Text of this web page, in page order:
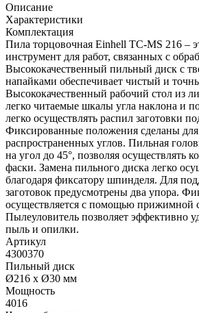
Описание
Характеристики
Комплектация
Пила торцовочная Einhell ТС-MS 216 –
инструмент для работ, связанных с
Высококачественный пильный диск с
напайками обеспечивает чистый и
Высококачественный рабочий стол из
легко читаемые шкалы угла наклона и
легко осуществлять распил заготовки
Фиксированные положения сделаны для
распространенных углов. Пильная
на угол до 45°, позволяя осуществлять
фаски. Замена пильного диска легко
благодаря фиксатору шпинделя. Для
заготовок предусмотрены два упора.
осуществляется с помощью прижимной
Пылеуловитель позволяет эффективно
пыль и опилки.
Артикул
4300370
Пильный диск
Ø216 x Ø30 мм
Мощность
4016